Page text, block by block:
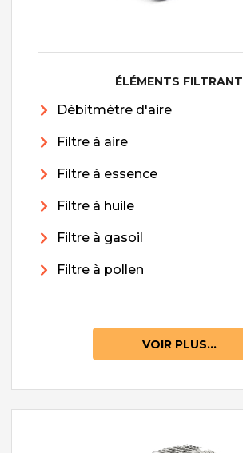
ÉLÉMENTS FILTRANT
Débitmètre d'aire
Filtre à aire
Filtre à essence
Filtre à huile
Filtre à gasoil
Filtre à pollen
VOIR PLUS...